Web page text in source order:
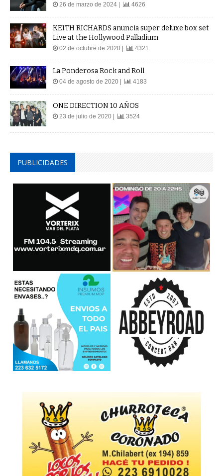
26 de marzo de 2024 | 4626
KEITH RICHARDS anuncia super deluxe box set
Live at the Hollywood Palladium
02 de octubre de 2020 | 4321
La Ponderosa Rock and Roll
04 de agosto de 2020 | 4183
ONE DIRECTION 10 AÑOS
23 de julio de 2020 | 3524
PUBLICIDADES